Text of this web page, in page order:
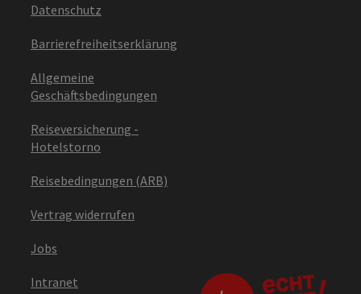
Datenschutz
Barrierefreiheitserklärung
Allgemeine
Geschäftsbedingungen
Reiseversicherung -
Hotelstorno
Reisebedingungen (ARB)
Vertrag widerrufen
Jobs
Intranet